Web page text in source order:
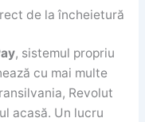
de la încheietură
, sistemul propriu
cu mai multe
Revolut
acasă. Un lucru